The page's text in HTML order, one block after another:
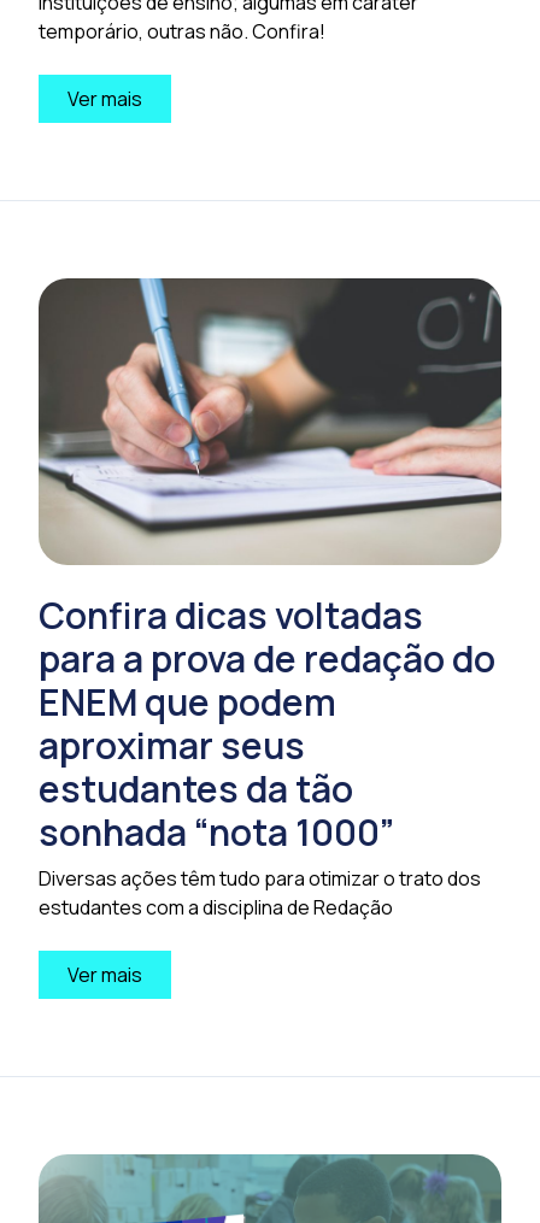
temporário, outras não. Confira!
Ver mais
Confira dicas voltadas
para a prova de redação do
ENEM que podem
aproximar seus
estudantes da tão
sonhada “nota 1000”
Diversas ações têm tudo para otimizar o trato dos
estudantes com a disciplina de Redação
Ver mais